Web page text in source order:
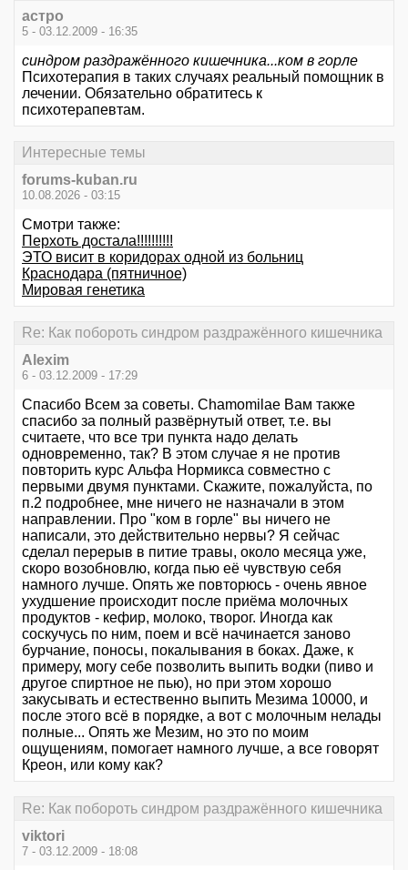
астро
5 - 03.12.2009 - 16:35
синдром раздражённого кишечника...ком в горле
Психотерапия в таких случаях реальный помощник в
лечении. Обязательно обратитесь к
психотерапевтам.
Интересные темы
forums-kuban.ru
10.08.2026 - 03:15
Смотри также:
Перхоть достала!!!!!!!!!!
ЭТО висит в коридорах одной из больниц
Краснодара (пятничное)
Мировая генетика
Re: Как побороть синдром раздражённого кишечника
Alexim
6 - 03.12.2009 - 17:29
Спасибо Всем за советы. Сhamomilae Вам также
спасибо за полный развёрнутый ответ, т.е. вы
считаете, что все три пункта надо делать
одновременно, так? В этом случае я не против
повторить курс Альфа Нормикса совместно с
первыми двумя пунктами. Скажите, пожалуйста, по
п.2 подробнее, мне ничего не назначали в этом
направлении. Про "ком в горле" вы ничего не
написали, это действительно нервы? Я сейчас
сделал перерыв в питие травы, около месяца уже,
скоро возобновлю, когда пью её чувствую себя
намного лучше. Опять же повторюсь - очень явное
ухудшение происходит после приёма молочных
продуктов - кефир, молоко, творог. Иногда как
соскучусь по ним, поем и всё начинается заново
бурчание, поносы, покалывания в боках. Даже, к
примеру, могу себе позволить выпить водки (пиво и
другое спиртное не пью), но при этом хорошо
закусывать и естественно выпить Мезима 10000, и
после этого всё в порядке, а вот с молочным нелады
полные... Опять же Мезим, но это по моим
ощущениям, помогает намного лучше, а все говорят
Креон, или кому как?
Re: Как побороть синдром раздражённого кишечника
viktori
7 - 03.12.2009 - 18:08